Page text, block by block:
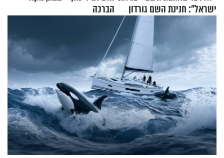
ישראל": חנינת השם גורדון
בריאיון מעורר השראה
הברכה